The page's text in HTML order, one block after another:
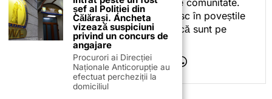
este despre mine, ci despre comunitate.
Iar dacă oamenii se regăsesc în poveștile
pe care le spun, înseamnă că sunt pe
drumul bun.
șef al Poliției din
Călărași. Ancheta
vizează suspiciuni
privind un concurs de
angajare
Procurori ai Direcției
Naționale Anticorupție au
efectuat percheziții la
domiciliul